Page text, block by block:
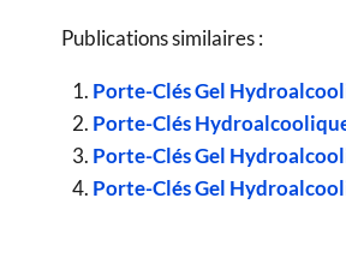
Publications similaires :
Porte-Clés Gel
Porte-Clés
Porte-Clés Gel
Porte-Clés Gel